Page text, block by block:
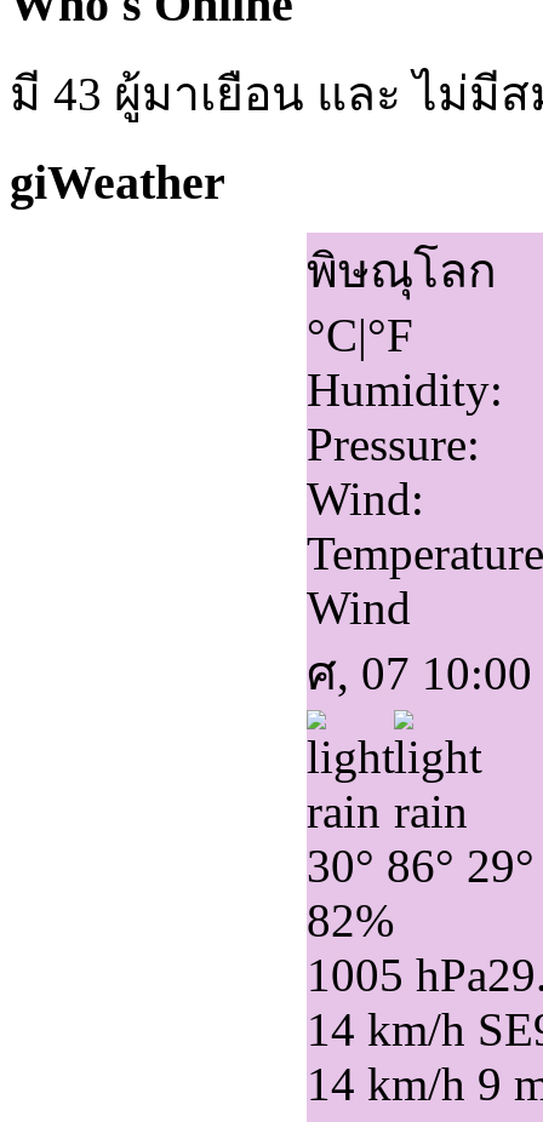
มี 43 ผู้มาเยือน และ ไม่มี
giWeather
พิษณุโลก
°C|°F
Humidity:
Pressure:
Wind:
Temperature
Wind
ศ, 07 10:00
30° 86° 29°
82%
1005 hPa
14 km/h SE
14 km/h 9